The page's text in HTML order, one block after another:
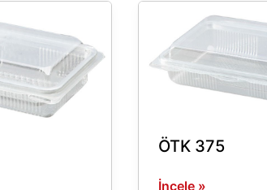
ÖTK 375
375
İncele »